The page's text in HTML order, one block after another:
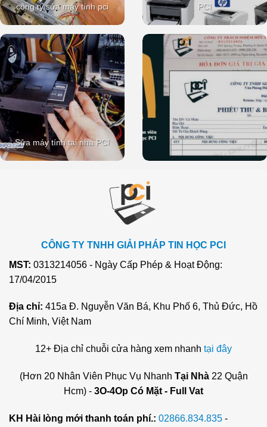
công ty sửa máy tính pci
PCI
Sửa máy tính tại nhà PCI
CÔNG TY TNHH GIẢI PHÁP TIN HỌC PCI
MST: 0313214056 - Ngày Cấp Phép & Hoạt Động:
17/04/2015
Địa chỉ: 415a Đ. Nguyễn Văn Bá, Khu Phố 6, Thủ Đức, Hồ
Chí Minh, Việt Nam
12+ Địa chỉ chuỗi cửa hàng xem nhanh tại đây
(Hơn 20 Nhân Viên Phục Vụ Nhanh Tại Nhà22 Quận
Hcm) - 3O-4Op Có Mặt - Full Vat
KH Hài lòng mới thanh toán phí.: 02866.834.835 -